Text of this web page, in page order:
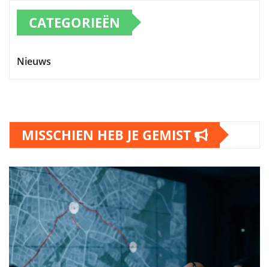
CATEGORIEËN
Nieuws
MISSCHIEN HEB JE GEMIST